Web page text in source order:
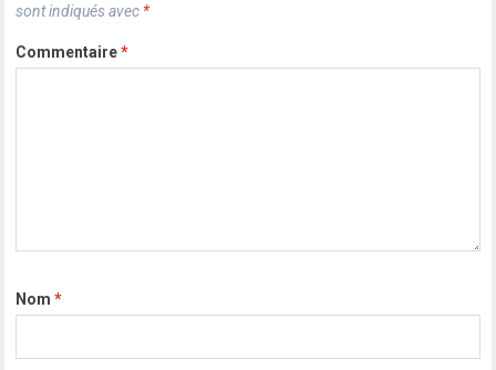
sont indiqués avec *
Commentaire*
Nom*